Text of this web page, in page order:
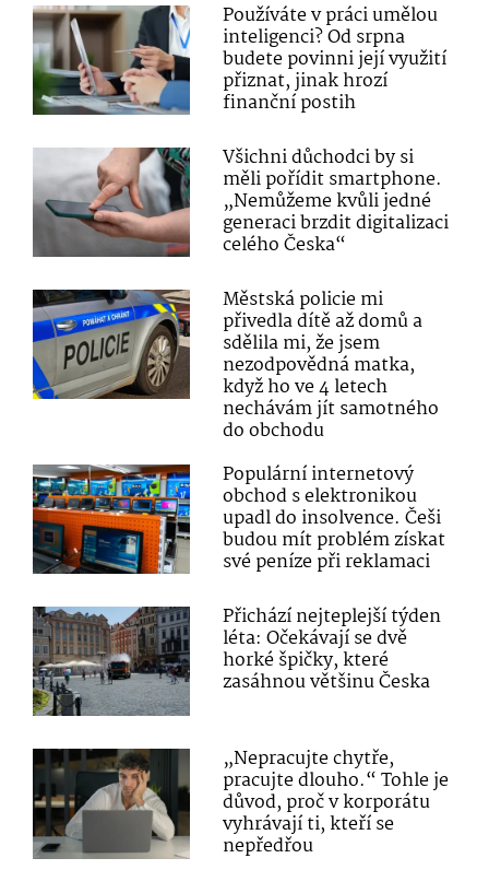
Používáte v práci umělou
inteligenci? Od srpna
budete povinni její využití
přiznat, jinak hrozí
finanční postih
Všichni důchodci by si
měli pořídit smartphone.
„Nemůžeme kvůli jedné
generaci brzdit digitalizaci
celého Česka“
Městská policie mi
přivedla dítě až domů a
sdělila mi, že jsem
nezodpovědná matka,
když ho ve 4 letech
nechávám jít samotného
do obchodu
Populární internetový
obchod s elektronikou
upadl do insolvence. Češi
budou mít problém získat
své peníze při reklamaci
Přichází nejteplejší týden
léta: Očekávají se dvě
horké špičky, které
zasáhnou většinu Česka
„Nepracujte chytře,
pracujte dlouho.“ Tohle je
důvod, proč v korporátu
vyhrávají ti, kteří se
nepředřou